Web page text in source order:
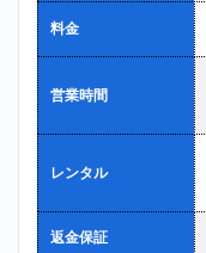
料金
営業時間
レンタル
返金保証